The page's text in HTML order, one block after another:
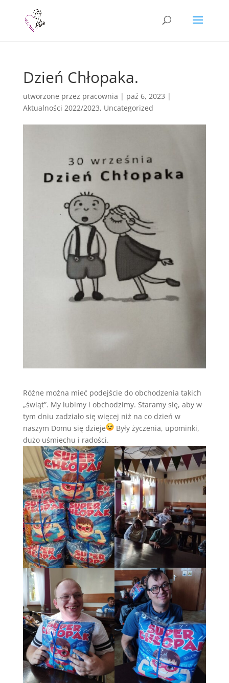
Dzień Chłopaka.
utworzone przez pracownia | paź 6, 2023 |
Aktualności 2022/2023, Uncategorized
Różne można mieć podejście do obchodzenia takich
„świąt”. My lubimy i obchodzimy. Staramy się, aby w
tym dniu zadziało się więcej niż na co dzień w
naszym Domu się dzieje
Były życzenia, upominki,
dużo uśmiechu i radości.